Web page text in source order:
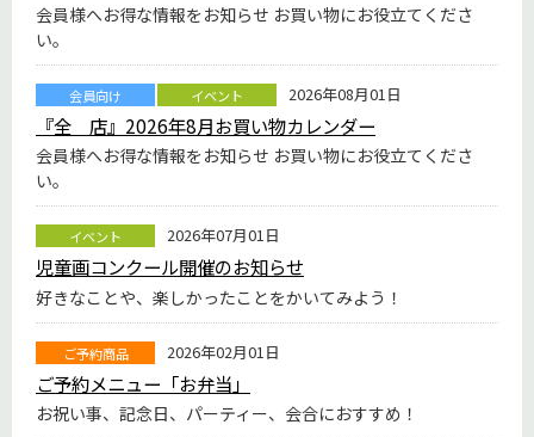
会員様へお得な情報をお知らせ お買い物にお役立てくださ
い。
2026年08月01日
会員向け イベント
『全 店』2026年8月お買い物カレンダー
会員様へお得な情報をお知らせ お買い物にお役立てくださ
い。
2026年07月01日
イベント
児童画コンクール開催のお知らせ
好きなことや、楽しかったことをかいてみよう！
2026年02月01日
ご予約商品
ご予約メニュー「お弁当」
お祝い事、記念日、パーティー、会合におすすめ！